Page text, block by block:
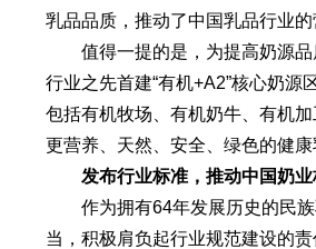
乳品品质，推动了中国乳品行业的
值得一提的是，为提高奶源品
行业之先首建“有机+A2”核心奶源
包括有机牧场、有机奶牛、有机
更营养、天然、安全、绿色的健
发布行业标准，推动中国奶
作为拥有64年发展历史的民族
当，积极肩负起行业规范建设的